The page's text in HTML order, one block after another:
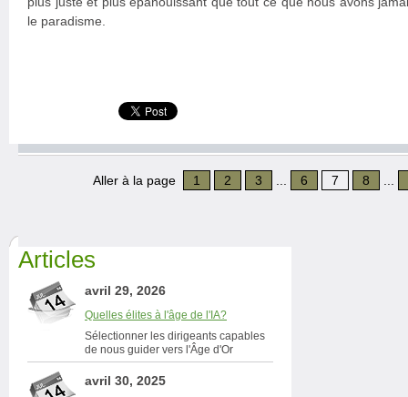
le paradisme.
Aller à la page 1 2 3 6 7 8
Articles
avril 29, 2026
Quelles élites à l'âge de l'IA?
Sélectionner les dirigeants capables
de nous guider vers l'Âge d'Or
avril 30, 2025